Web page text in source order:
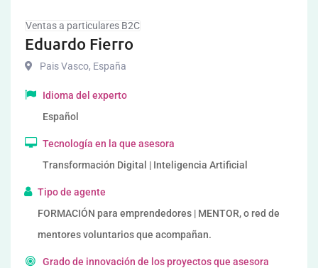
Ventas a particulares B2C
Eduardo Fierro
Pais Vasco, España
Idioma del experto
Español
Tecnología en la que asesora
Transformación Digital | Inteligencia Artificial
Tipo de agente
FORMACIÓN para emprendedores | MENTOR, o red de
mentores voluntarios que acompañan.
Grado de innovación de los proyectos que asesora